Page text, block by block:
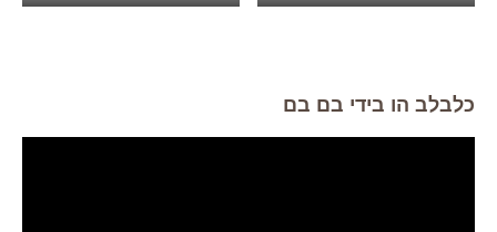
כלבלב הו בידי בם בם